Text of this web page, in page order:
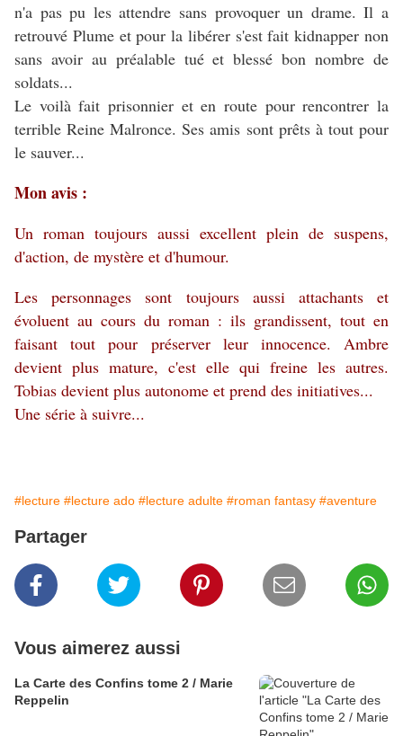
n'a pas pu les attendre sans provoquer un drame. Il a
retrouvé Plume et pour la libérer s'est fait kidnapper non
sans avoir au préalable tué et blessé bon nombre de
soldats...
Le voilà fait prisonnier et en route pour rencontrer la
terrible Reine Malronce. Ses amis sont prêts à tout pour
le sauver...
Mon avis :
Un roman toujours aussi excellent plein de suspens,
d'action, de mystère et d'humour.
Les personnages sont toujours aussi attachants et
évoluent au cours du roman : ils grandissent, tout en
faisant tout pour préserver leur innocence. Ambre
devient plus mature, c'est elle qui freine les autres.
Tobias devient plus autonome et prend des initiatives...
Une série à suivre...
#lecture #lecture ado #lecture adulte #roman fantasy #aventure
Partager
Vous aimerez aussi
La Carte des Confins tome 2 / Marie
Reppelin